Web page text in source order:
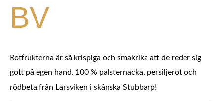
BV
Rotfrukterna är så krispiga och smakrika att de reder sig
gott på egen hand. 100 % palsternacka, persiljerot och
rödbeta från Larsviken i skånska Stubbarp!